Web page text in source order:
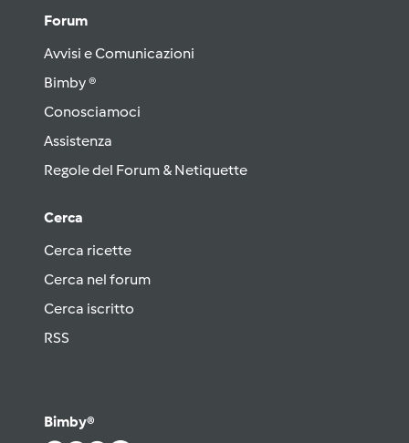
Forum
Avvisi e Comunicazioni
Bimby ®
Conosciamoci
Assistenza
Regole del Forum & Netiquette
Cerca
Cerca ricette
Cerca nel forum
Cerca iscritto
RSS
Bimby®